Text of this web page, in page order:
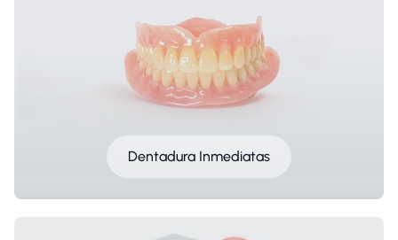
Dentadura Inmediatas